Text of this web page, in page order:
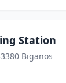
Station
Biganos